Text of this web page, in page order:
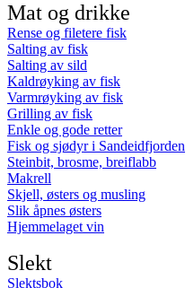
Mat og drikke
Rense og filetere fisk
Salting av fisk
Salting av sild
Kaldrøyking av fisk
Varmrøyking av fisk
Grilling av fisk
Enkle og gode retter
Fisk og sjødyr i Sandeidfjorden
Steinbit, brosme, breiflabb
Makrell
Skjell, østers og musling
Slik åpnes østers
Hjemmelaget vin
Slekt
Slektsbok